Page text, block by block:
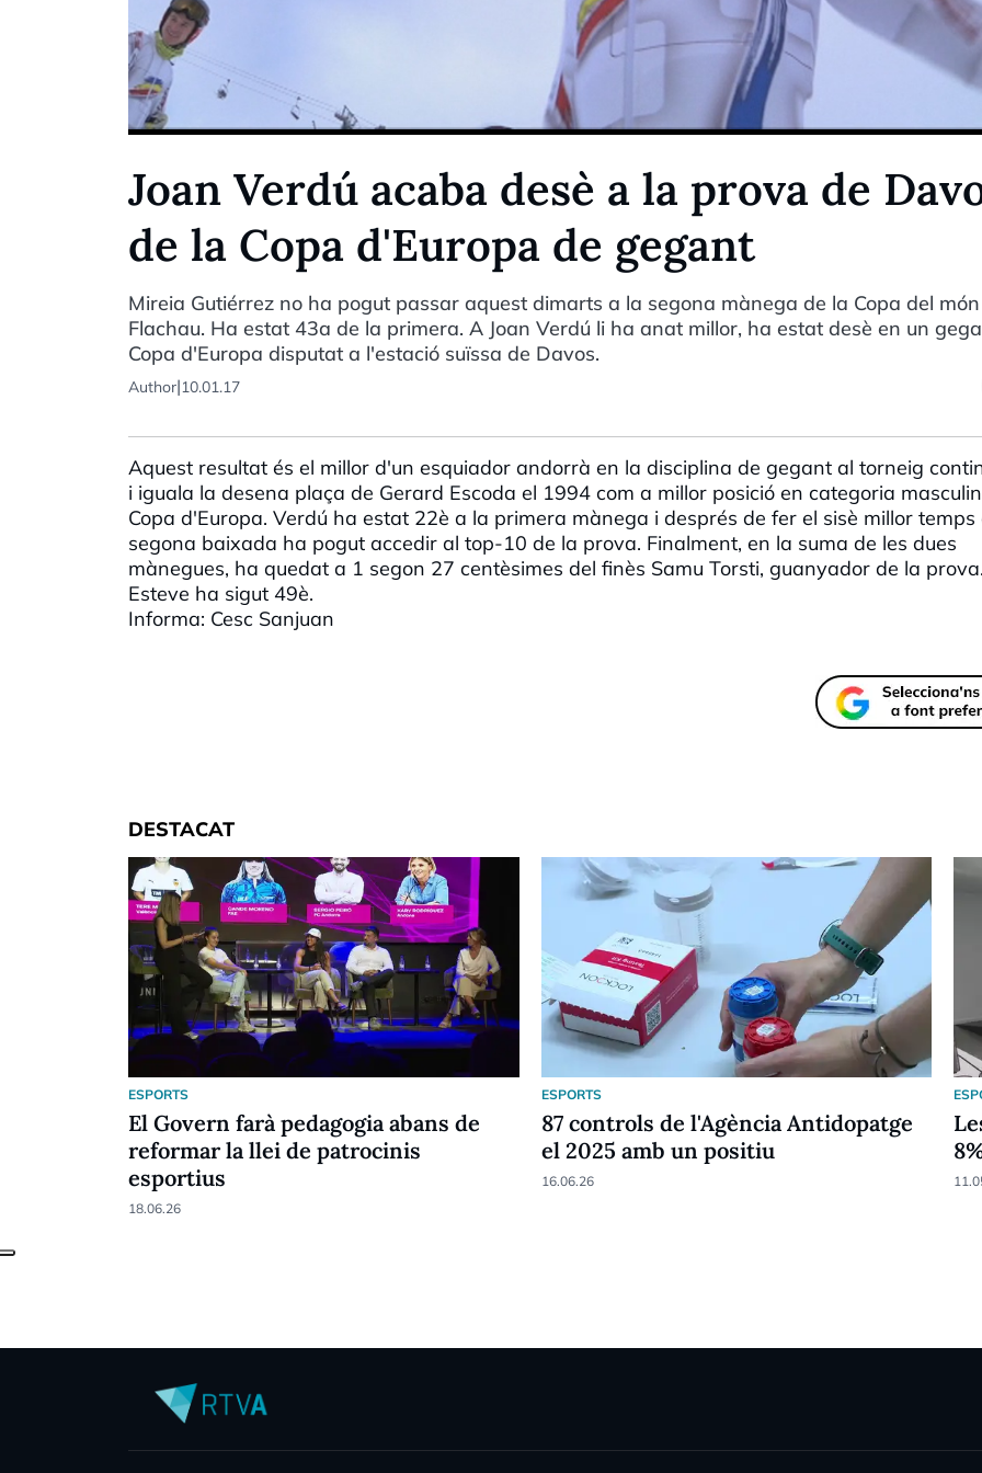
Joan Verdú acaba desè a la prova de
de la Copa d'Europa de gegant
Mireia Gutiérrez no ha pogut passar aquest dimarts a la segona mànega de la Copa del
Flachau. Ha estat 43a de la primera. A Joan Verdú li ha anat millor, ha estat desè en un
Copa d'Europa disputat a l'estació suïssa de Davos.
Author|10.01.17
Aquest resultat és el millor d'un esquiador andorrà en la disciplina de gegant al torneig
i iguala la desena plaça de Gerard Escoda el 1994 com a millor posició en categoria
Copa d'Europa. Verdú ha estat 22è a la primera mànega i després de fer el sisè millor temps
segona baixada ha pogut accedir al top-10 de la prova. Finalment, en la suma de les dues
mànegues, ha quedat a 1 segon 27 centèsimes del finès Samu Torsti, guanyador de la
Esteve ha sigut 49è.
Informa: Cesc Sanjuan
DESTACAT
ESPORTS
El Govern farà pedagogia abans de
reformar la llei de patrocinis
esportius
18.06.26
ESPORTS
87 controls de l'Agència Antidopatge
el 2025 amb un positiu
16.06.26